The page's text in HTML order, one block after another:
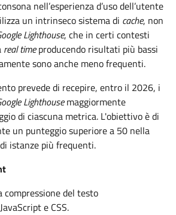
nell’esperienza d’uso dell’utente
un intrinseco sistema di cache, non
Lighthouse, che in certi contesti
real timeproducendo risultati più bassi
sono anche meno frequenti.
prevede di recepire, entro il 2026, i
Lighthousemaggiormente
di ciascuna metrica. L'obiettivo è di
un punteggio superiore a 50 nella
istanze più frequenti.
compressione del testo
e CSS.